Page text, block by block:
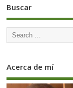
Buscar
Acerca de mí